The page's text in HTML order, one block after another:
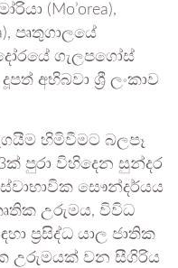
(Mo’orea),
පෘතුගාලයේ
ගැලපගෝස්
අභිබවා ශ්‍රී ලංකාව
හිමිවීමට බලපෑ
පුරා විහිදෙන සුන්දර
සෞන්දර්යය
උරුමය, විවිධ
ප්‍රසිද්ධ යාල ජාතික
උරුමයක් වන සීගිරිය